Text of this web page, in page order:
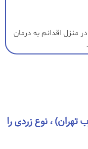
منزل اقدانم به درمان
تهران) ، نوع زردی را